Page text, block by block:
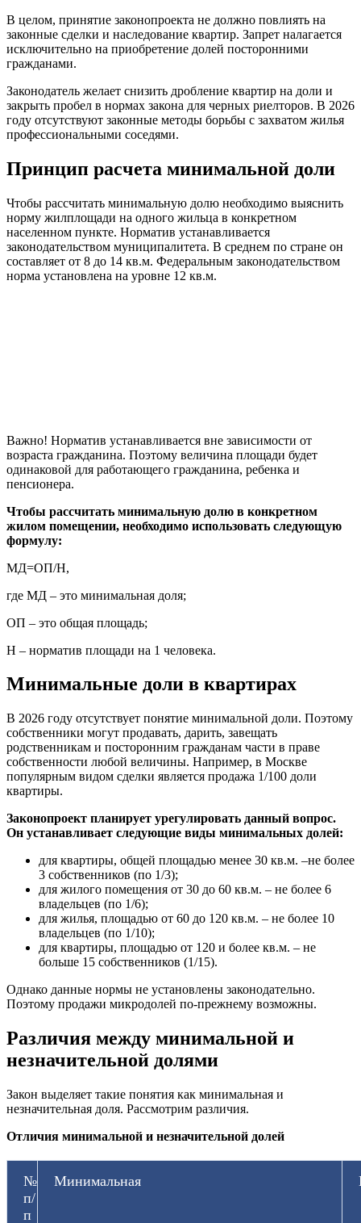
В целом, принятие законопроекта не должно повлиять на
законные сделки и наследование квартир. Запрет налагается
исключительно на приобретение долей посторонними
гражданами.
Законодатель желает снизить дробление квартир на доли и
закрыть пробел в нормах закона для черных риелторов. В 2026
году отсутствуют законные методы борьбы с захватом жилья
профессиональными соседями.
Принцип расчета минимальной доли
Чтобы рассчитать минимальную долю необходимо выяснить
норму жилплощади на одного жильца в конкретном
населенном пункте. Норматив устанавливается
законодательством муниципалитета. В среднем по стране он
составляет от 8 до 14 кв.м. Федеральным законодательством
норма установлена на уровне 12 кв.м.
Важно! Норматив устанавливается вне зависимости от
возраста гражданина. Поэтому величина площади будет
одинаковой для работающего гражданина, ребенка и
пенсионера.
Чтобы рассчитать минимальную долю в конкретном
жилом помещении, необходимо использовать следующую
формулу:
МД=ОП/Н,
где МД – это минимальная доля;
ОП – это общая площадь;
Н – норматив площади на 1 человека.
Минимальные доли в квартирах
В 2026 году отсутствует понятие минимальной доли. Поэтому
собственники могут продавать, дарить, завещать
родственникам и посторонним гражданам части в праве
собственности любой величины. Например, в Москве
популярным видом сделки является продажа 1/100 доли
квартиры.
Законопроект планирует урегулировать данный вопрос.
Он устанавливает следующие виды минимальных долей:
для квартиры, общей площадью менее 30 кв.м. –не более
3 собственников (по 1/3);
для жилого помещения от 30 до 60 кв.м. – не более 6
владельцев (по 1/6);
для жилья, площадью от 60 до 120 кв.м. – не более 10
владельцев (по 1/10);
для квартиры, площадью от 120 и более кв.м. – не
больше 15 собственников (1/15).
Однако данные нормы не установлены законодательно.
Поэтому продажи микродолей по-прежнему возможны.
Различия между минимальной и
незначительной долями
Закон выделяет такие понятия как минимальная и
незначительная доля. Рассмотрим различия.
Отличия минимальной и незначительной долей
№
п/
п
Минимальная